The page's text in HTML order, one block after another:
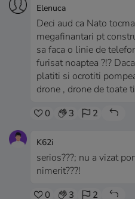
Elenuca
Deci aud ca Nato
megafinantari pt
sa faca o linie de
furisat noaptea ?!?
platiti si ocrotiti
drone , drone de toate
0 3 2
K62i
serios???; nu a vizat
nimerit???!
0 3 2